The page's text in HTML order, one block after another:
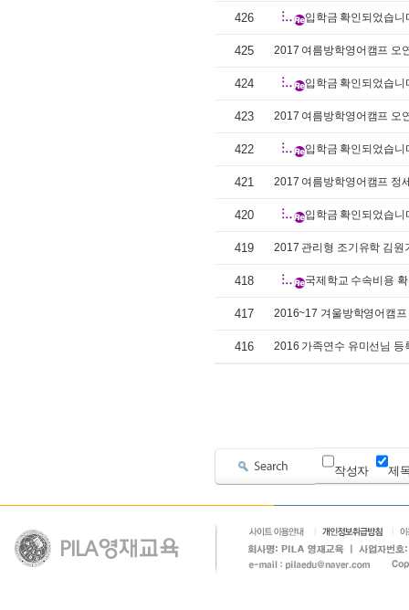
426 입학금 확인되었습니
425 2017 여름방학영어캠프 오
424 입학금 확인되었습니
423 2017 여름방학영어캠프 오
422 입학금 확인되었습니
421 2017 여름방학영어캠프 정
420 입학금 확인되었습니
419 2017 관리형 조기유학 김원
418 국제학교 수속비용
417 2016~17 겨울방학영어캠
416 2016 가족연수 유미선님 등
작성자 제